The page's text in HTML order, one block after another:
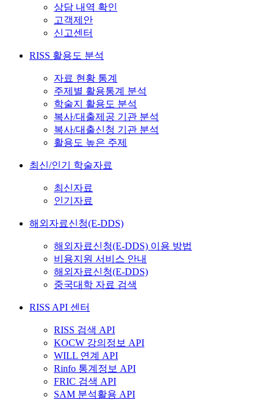
상담 내역 확인
고객제안
신고센터
RISS 활용도 분석
자료 현황 통계
주제별 활용통계 분석
학술지 활용도 분석
복사/대출제공 기관 분석
복사/대출신청 기관 분석
활용도 높은 주제
최신/인기 학술자료
최신자료
인기자료
해외자료신청(E-DDS)
해외자료신청(E-DDS) 이용 방법
비용지원 서비스 안내
해외자료신청(E-DDS)
중국대학 자료 검색
RISS API 센터
RISS 검색 API
KOCW 강의정보 API
WILL 연계 API
Rinfo 통계정보 API
FRIC 검색 API
SAM 분석활용 API